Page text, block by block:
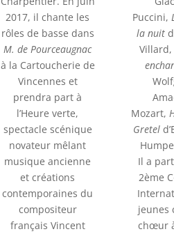
2017, il chante les
rôles de basse dans
M. de Pourceaugnac
à la Cartoucherie de
Vincennes et
prendra part à
l’Heure verte,
spectacle scénique
novateur mêlant
musique ancienne
et créations
contemporaines du
compositeur
français Vincent
Puccini,
la nuit
Mozart,
Gretel
Il a
2ème
jeunes
chœur